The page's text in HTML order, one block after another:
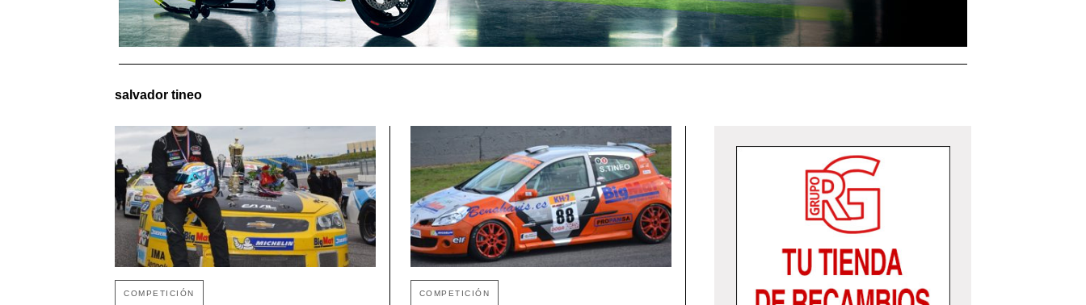
salvador tineo
COMPETICIÓN COMPETICIÓN